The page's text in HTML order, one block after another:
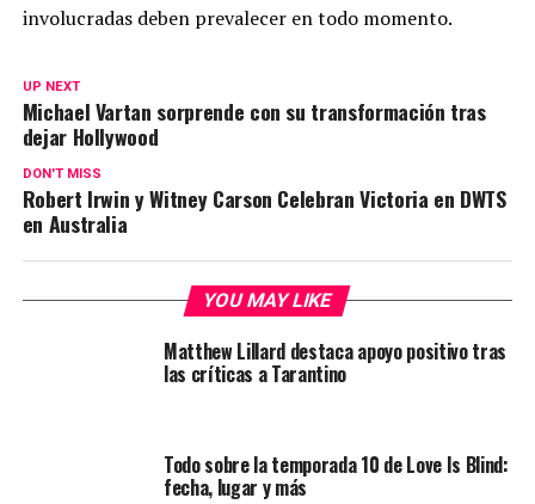
involucradas deben prevalecer en todo momento.
UP NEXT
Michael Vartan sorprende con su transformación tras
dejar Hollywood
DON'T MISS
Robert Irwin y Witney Carson Celebran Victoria en DWTS
en Australia
YOU MAY LIKE
Matthew Lillard destaca apoyo positivo tras
las críticas a Tarantino
Todo sobre la temporada 10 de Love Is Blind:
fecha, lugar y más